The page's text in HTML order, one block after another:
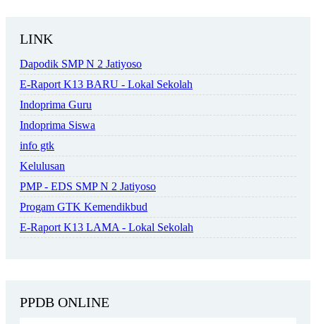
LINK
Dapodik SMP N 2 Jatiyoso
E-Raport K13 BARU - Lokal Sekolah
Indoprima Guru
Indoprima Siswa
info gtk
Kelulusan
PMP - EDS SMP N 2 Jatiyoso
Progam GTK Kemendikbud
E-Raport K13 LAMA - Lokal Sekolah
PPDB ONLINE